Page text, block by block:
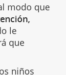
modo que
le
que
niños